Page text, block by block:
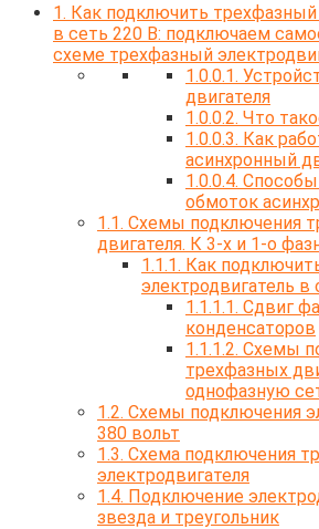
1. Как подключить трехфазный
в сеть 220 В: подключаем
схеме трехфазный
1.0.0.1.
двигателя
1.0.0.2. Что
1.0.0.3. Как
асинхронный
1.0.0.4.
обмоток
1.1. Схемы подключения
двигателя. К 3-х и 1-о
1.1.1. Как
электродвигатель в
1.1.1.1. Сдвиг
конденсаторов
1.1.1.2. Схемы
трехфазных
однофазную
1.2. Схемы подключения
380 вольт
1.3. Схема подключения
электродвигателя
1.4. Подключение
звезда и треугольник